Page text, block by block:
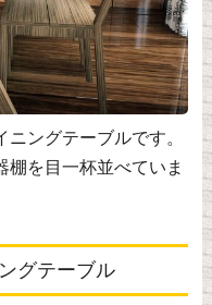
ングテーブルです。
棚を目一杯並べていま
グテーブル